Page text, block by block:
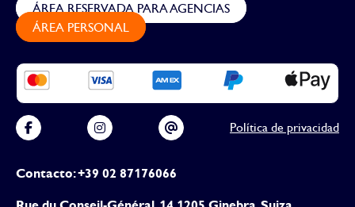
Contacto: +39 02 87176066
ÁREA RESERVADA PARA AGENCIAS
ÁREA PERSONAL
Política de privacidad